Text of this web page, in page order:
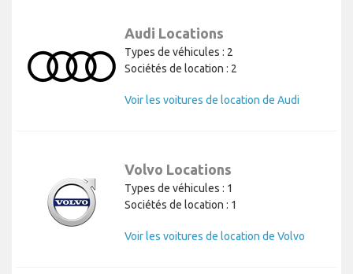
Audi Locations
Types de véhicules : 2
Sociétés de location : 2
Voir les voitures de location de Audi
Volvo Locations
Types de véhicules : 1
Sociétés de location : 1
Voir les voitures de location de Volvo